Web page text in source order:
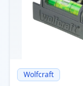
Wolfcraft